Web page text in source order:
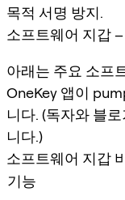
목적 서명 방지.
소프트웨어 지갑
아래는 주요 소프
OneKey 앱이
니다. (독자와 블
니다.)
소프트웨어 지갑
기능